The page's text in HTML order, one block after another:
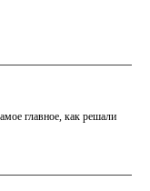
главное, как решали